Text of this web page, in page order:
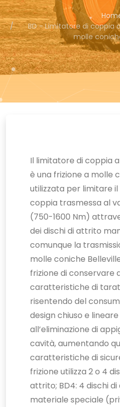
BD - Limitatore di coppia
molle
Il limitatore di coppia
è una frizione a molle
utilizzata per limitare
coppia trasmessa al
(750-1600 Nm)
dei dischi di attrito
comunque la
molle coniche
frizione di conservare
caratteristiche di
risentendo del
design chiuso e
all’eliminazione di
cavità, aumentando
caratteristiche di
frizione utilizza 2 o 4
attrito; BD4: 4 dischi
materiale speciale